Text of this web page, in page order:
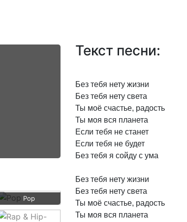
Текст песни:
Без тебя нету жизни
Без тебя нету света
Ты моё счастье, радость
Ты моя вся планета
Если тебя не станет
Если тебя не будет
Без тебя я сойду с ума
Без тебя нету жизни
Без тебя нету света
Ты моё счастье, радость
Ты моя вся планета
Pop